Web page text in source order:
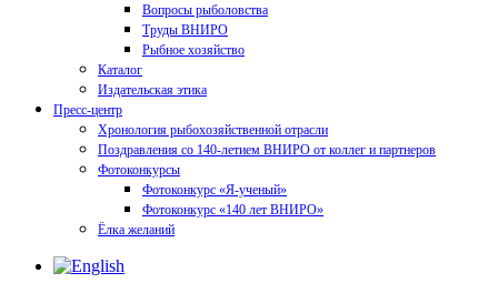
Вопросы рыболовства
Труды ВНИРО
Рыбное хозяйство
Каталог
Издательская этика
Пресс-центр
Хронология рыбохозяйственной отрасли
Поздравления со 140-летием ВНИРО от коллег и партнеров
Фотоконкурсы
Фотоконкурс «Я-ученый»
Фотоконкурс «140 лет ВНИРО»
Ёлка желаний